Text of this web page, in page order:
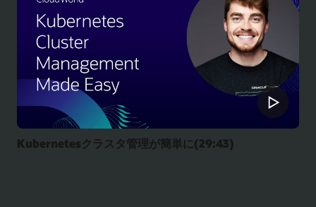
Kubernetesクラスタ管理が簡単に(29:43)